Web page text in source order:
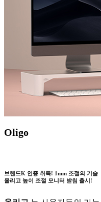
Oligo
브랜드K 인증 취득! 1mm 조절의 기술
올리고 높이 조절 모니터 받침 출시!